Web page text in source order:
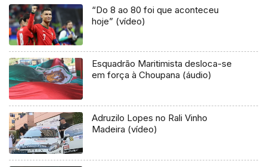
“Do 8 ao 80 foi que aconteceu
hoje” (vídeo)
Esquadrão Maritimista desloca-se
em força à Choupana (áudio)
Adruzilo Lopes no Rali Vinho
Madeira (vídeo)